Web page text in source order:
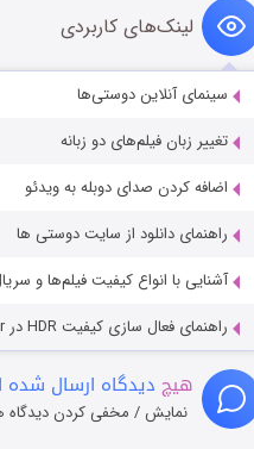
لینک‌های کاربردی
سینمای آنلاین دوستی‌ها
تغییر زبان فیلم‌های دو زبانه
اضافه کردن صدای دوبله به ویدئو
راهنمای دانلود از سایت دوستی ها
آشنایی با انواع کیفیت فیلم‌ها و
راهنمای فعال سازی کیفیت HDR در PotPlayer
هیچ دیدگاه ارسال
نمایش / مخفی کردن دیدگاه